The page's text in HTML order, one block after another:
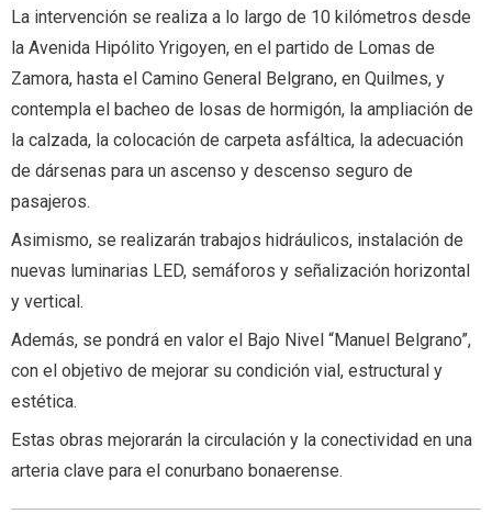
La intervención se realiza a lo largo de 10 kilómetros desde
la Avenida Hipólito Yrigoyen, en el partido de Lomas de
Zamora, hasta el Camino General Belgrano, en Quilmes, y
contempla el bacheo de losas de hormigón, la ampliación de
la calzada, la colocación de carpeta asfáltica, la adecuación
de dársenas para un ascenso y descenso seguro de
pasajeros.
Asimismo, se realizarán trabajos hidráulicos, instalación de
nuevas luminarias LED, semáforos y señalización horizontal
y vertical.
Además, se pondrá en valor el Bajo Nivel “Manuel Belgrano”,
con el objetivo de mejorar su condición vial, estructural y
estética.
Estas obras mejorarán la circulación y la conectividad en una
arteria clave para el conurbano bonaerense.